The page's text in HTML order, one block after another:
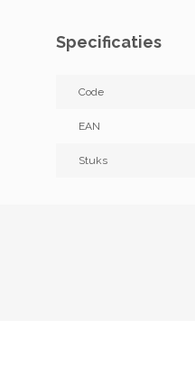
Specificaties
Code
EAN
Stuks